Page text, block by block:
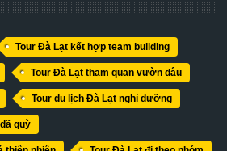
Tour Đà Lạt kết hợp team building
Tour Đà Lạt tham quan vườn dâu
Tour du lịch Đà Lạt nghỉ dưỡng
quỳ